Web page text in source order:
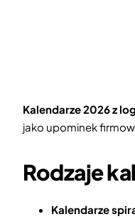
Kalendarze 2026 z
jako upominek
Rodzaje
Kalendarze